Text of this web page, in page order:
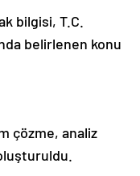
bilgisi, T.C.
belirlenen konu
çözme, analiz